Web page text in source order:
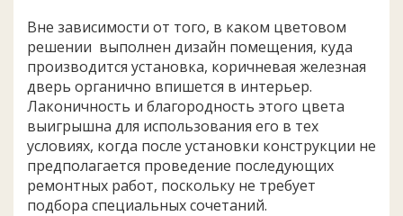
Вне зависимости от того, в каком цветовом
решении выполнен дизайн помещения, куда
производится установка, коричневая железная
дверь органично впишется в интерьер.
Лаконичность и благородность этого цвета
выигрышна для использования его в тех
условиях, когда после установки конструкции не
предполагается проведение последующих
ремонтных работ, поскольку не требует
подбора специальных сочетаний.